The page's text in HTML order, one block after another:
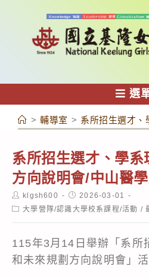
容
選
> 輔導室 > 系所招生選才、
系所招生選才、學系
方向說明會/中山醫
Post
author:
klgsh600
Post
published:
2026-03-01
Post大學營隊/認識大學校系課程/活動 /
115年3月14日舉辦「系所
和未來規劃方向說明會」